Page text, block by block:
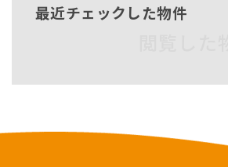
最近チェックした物件